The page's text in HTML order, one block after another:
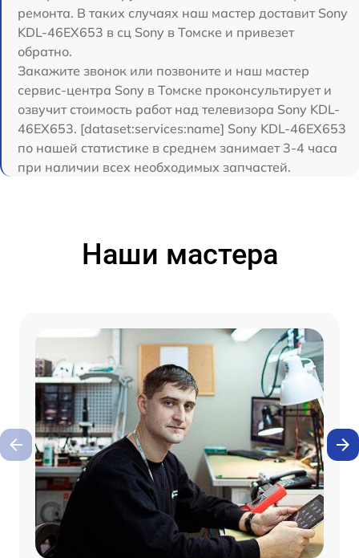
ремонта. В таких случаях наш мастер доставит Sony
KDL-46EX653 в сц Sony в Томске и привезет
обратно.
Закажите звонок или позвоните и наш мастер
сервис-центра Sony в Томске проконсультирует и
озвучит стоимость работ над телевизора Sony KDL-
46EX653. [dataset:services:name] Sony KDL-46EX653
по нашей статистике в среднем занимает 3-4 часа
при наличии всех необходимых запчастей.
Наши мастера